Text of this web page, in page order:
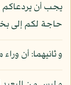
يجب أن يردعاكم
حاجة لكم إلى
و ثانيهما: أن